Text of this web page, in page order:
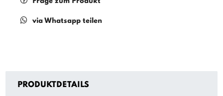
via Whatsapp teilen
PRODUKTDETAILS